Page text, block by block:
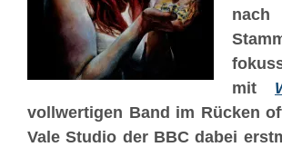
nach
mit
vollwertigen Band im Rücken
Vale Studio der BBC dabei